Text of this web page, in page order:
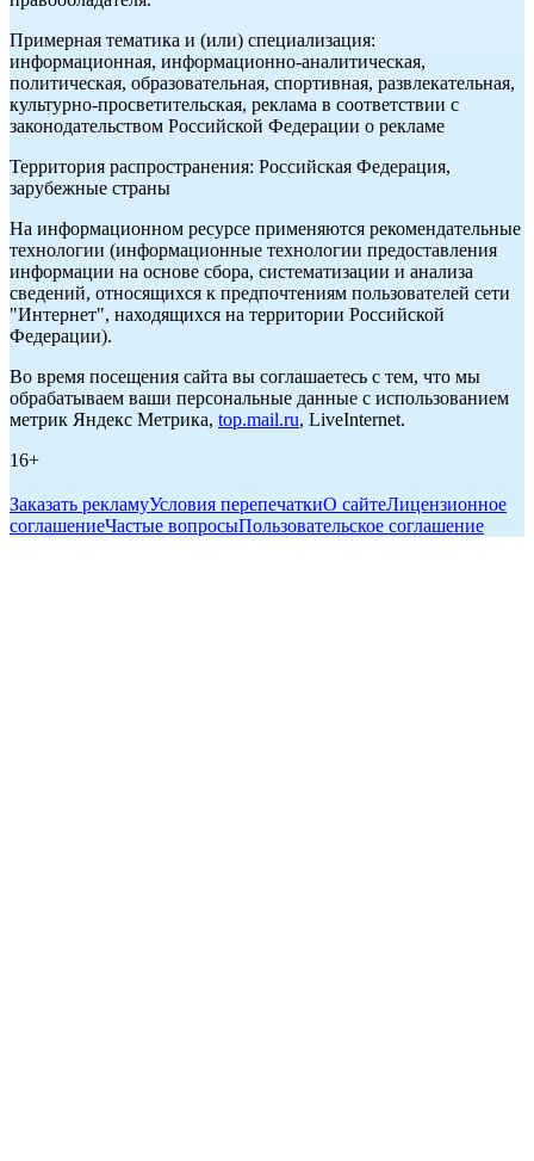
Примерная тематика и (или) специализация:
информационная, информационно-аналитическая,
политическая, образовательная, спортивная, развлекательная,
культурно-просветительская, реклама в соответствии с
законодательством Российской Федерации о рекламе
Территория распространения: Российская Федерация,
зарубежные страны
На информационном ресурсе применяются рекомендательные
технологии (информационные технологии предоставления
информации на основе сбора, систематизации и анализа
сведений, относящихся к предпочтениям пользователей сети
"Интернет", находящихся на территории Российской
Федерации).
Во время посещения сайта вы соглашаетесь с тем, что мы
обрабатываем ваши персональные данные с использованием
метрик Яндекс Метрика, top.mail.ru, LiveInternet.
16+
Заказать рекламуУсловия перепечаткиО сайтеЛицензионное
соглашениеЧастые вопросыПользовательское соглашение